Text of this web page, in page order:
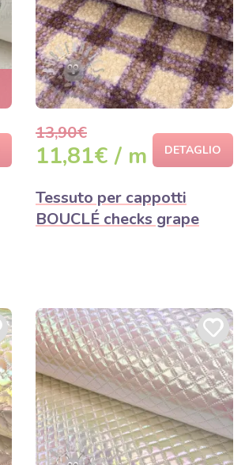
13,90€
11,81€ / m DETAGLIO
Tessuto per cappotti
BOUCLÉ checks grape